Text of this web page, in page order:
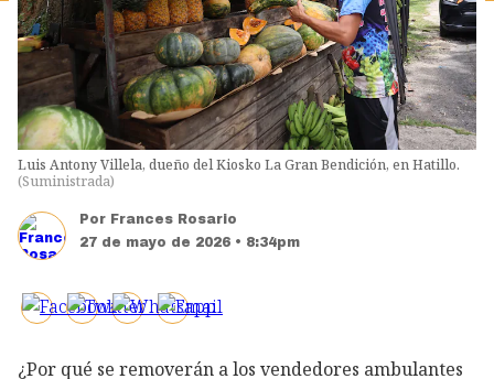
Luis Antony Villela, dueño del Kiosko La Gran Bendición, en Hatillo.
(Suministrada)
Por Frances Rosario
27 de mayo de 2026 • 8:34pm
¿Por qué se removerán a los vendedores ambulantes